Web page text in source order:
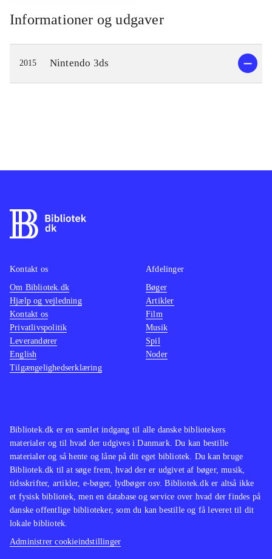
Informationer og udgaver
2015 Nintendo 3ds
Bibliotek.dk er en samlet indgang til alle danske bibliotekers
materialer og til hvad der udgives i Danmark. Du kan bestille
materialer og så hente og låne på dit eget bibliotek. Du kan bruge
Bibliotek.dk til at søge frem, hvad der er udgivet af bøger, musik,
tidsskrifter, artikler, e-bøger, lydbøger osv. Bibliotek.dk er altså ikke
et fysisk bibliotek, men en database og service over hvad der findes på
danske offentlige biblioteker, som du kan bestille og få leveret til dit
lokale bibliotek.
Administrer cookieindstillinger
Kontakt os
Om Bibliotek.dk
Hjælp og vejledning
Kontakt os
Privatlivspolitik
Leverandører
English
Tilgængelighedserklæring
Afdelinger
Bøger
Artikler
Film
Musik
Spil
Noder